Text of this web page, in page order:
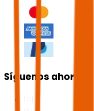
Síguenos ahora